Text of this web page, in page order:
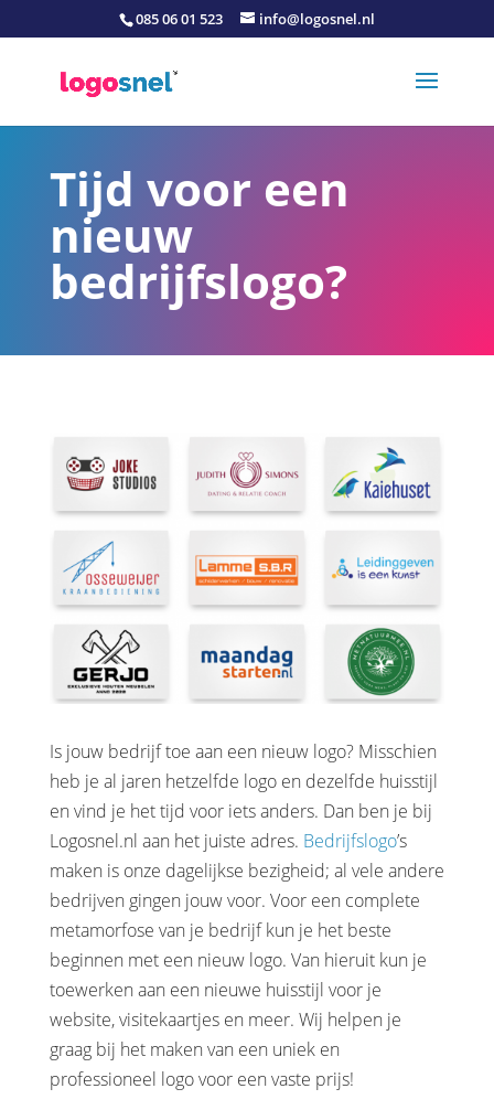
085 06 01 523 info@logosnel.nl
Tijd voor een
nieuw
bedrijfslogo?
Is jouw bedrijf toe aan een nieuw logo? Misschien
heb je al jaren hetzelfde logo en dezelfde huisstijl
en vind je het tijd voor iets anders. Dan ben je bij
Logosnel.nl aan het juiste adres. Bedrijfslogo’s
maken is onze dagelijkse bezigheid; al vele andere
bedrijven gingen jouw voor. Voor een complete
metamorfose van je bedrijf kun je het beste
beginnen met een nieuw logo. Van hieruit kun je
toewerken aan een nieuwe huisstijl voor je
website, visitekaartjes en meer. Wij helpen je
graag bij het maken van een uniek en
professioneel logo voor een vaste prijs!